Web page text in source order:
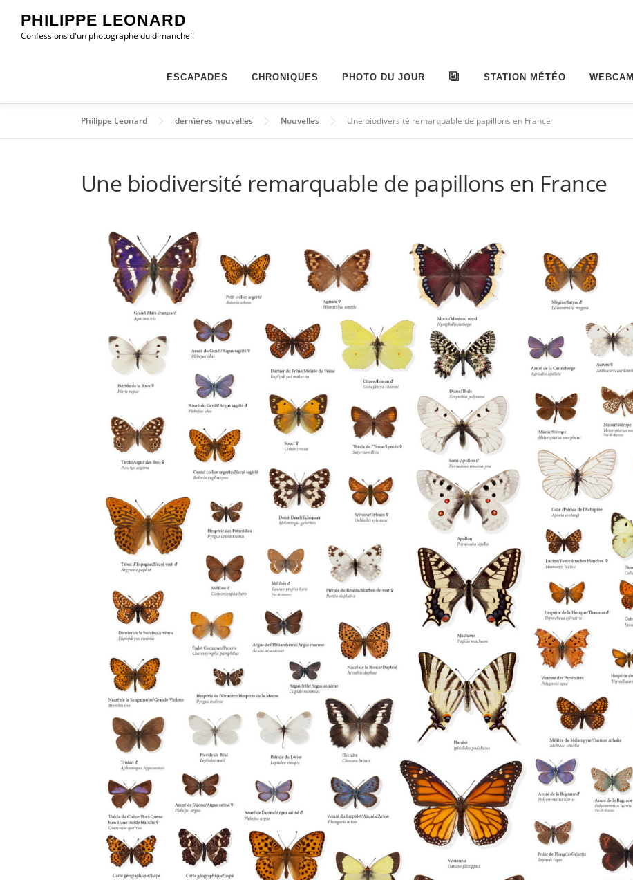
contenu
PHILIPPE LEONARD
Confessions d'un photographe du dimanche !
ESCAPADES CHRONIQUES PHOTO DU JOUR ALBUMSSTATION MÉTÉO WEBCAM
Philippe Leonard dernières nouvelles Nouvelles Une biodiversité remarquable de papillons en France
Une biodiversité remarquable de papillons en France